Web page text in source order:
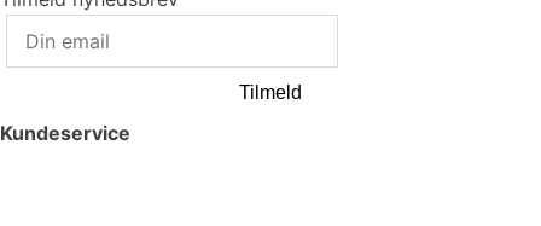
Tilmeld
Kundeservice